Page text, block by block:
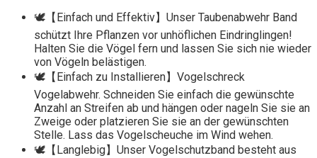
🕊️【Einfach und Effektiv】Unser Taubenabwehr Band
schützt Ihre Pflanzen vor unhöflichen Eindringlingen!
Halten Sie die Vögel fern und lassen Sie sich nie wieder
von Vögeln belästigen.
🕊️【Einfach zu Installieren】Vogelschreck
Vogelabwehr. Schneiden Sie einfach die gewünschte
Anzahl an Streifen ab und hängen oder nageln Sie sie an
Zweige oder platzieren Sie sie an der gewünschten
Stelle. Lass das Vogelscheuche im Wind wehen.
🕊️【Langlebig】Unser Vogelschutzband besteht aus